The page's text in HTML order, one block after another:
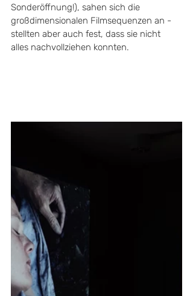
Sonderöffnung!), sahen sich die
großdimensionalen Filmsequenzen an -
stellten aber auch fest, dass sie nicht
alles nachvollziehen konnten.